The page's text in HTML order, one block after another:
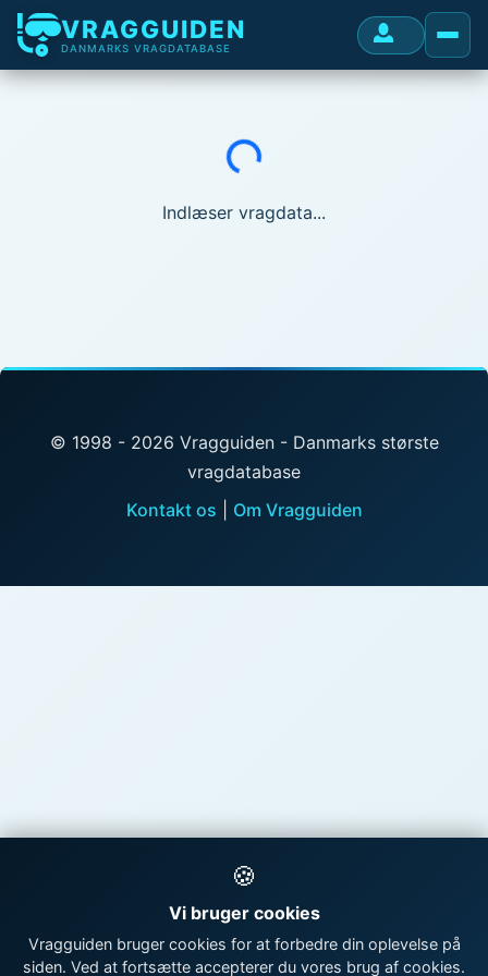
VRAGGUIDEN
DANMARKS VRAGDATABASE
Indlæser...
Indlæser vragdata...
© 1998 - 2026 Vragguiden - Danmarks største
vragdatabase
Kontakt os
Om Vragguiden
🍪
Vi bruger cookies
Vragguiden bruger cookies for at forbedre din oplevelse på
siden. Ved at fortsætte accepterer du vores brug af cookies.